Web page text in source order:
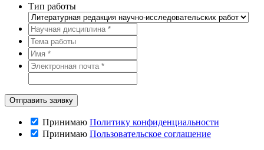
Тип работы
Принимаю Политику конфиденциальности
Принимаю Пользовательское соглашение